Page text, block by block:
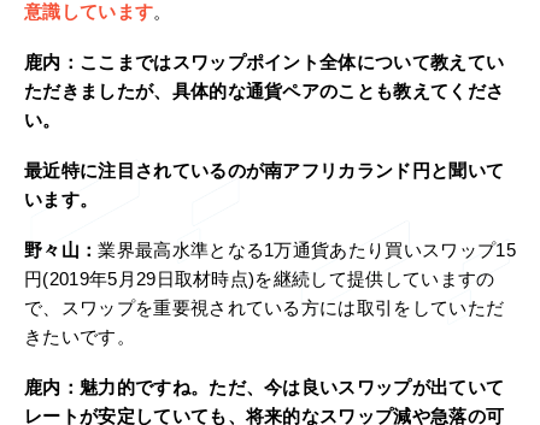
意識しています。
鹿内： ここまではスワップポイント全体について教えてい
ただきましたが、具体的な通貨ペアのことも教えてくださ
い。
最近特に注目されているのが南アフリカランド円と聞いて
います。
野々山：業界最高水準となる1万通貨あたり買いスワップ15
円(2019年5月29日取材時点)を継続して提供していますの
で、スワップを重要視されている方には取引をしていただ
きたいです。
鹿内： 魅力的ですね。ただ、今は良いスワップが出ていて
レートが安定していても、将来的なスワップ減や急落の可